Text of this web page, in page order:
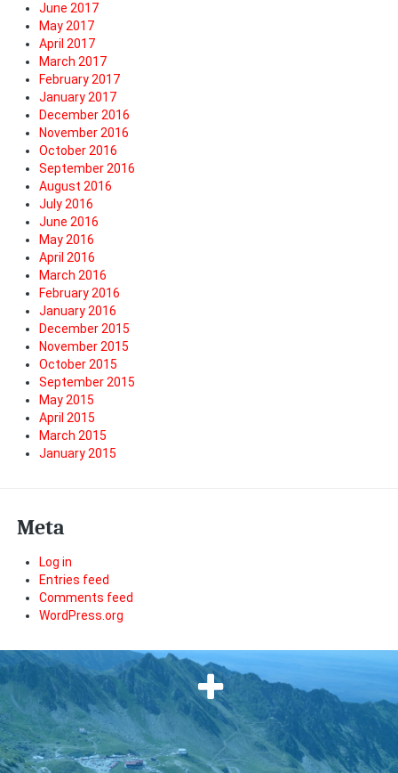
June 2017
May 2017
April 2017
March 2017
February 2017
January 2017
December 2016
November 2016
October 2016
September 2016
August 2016
July 2016
June 2016
May 2016
April 2016
March 2016
February 2016
January 2016
December 2015
November 2015
October 2015
September 2015
May 2015
April 2015
March 2015
January 2015
Meta
Log in
Entries feed
Comments feed
WordPress.org